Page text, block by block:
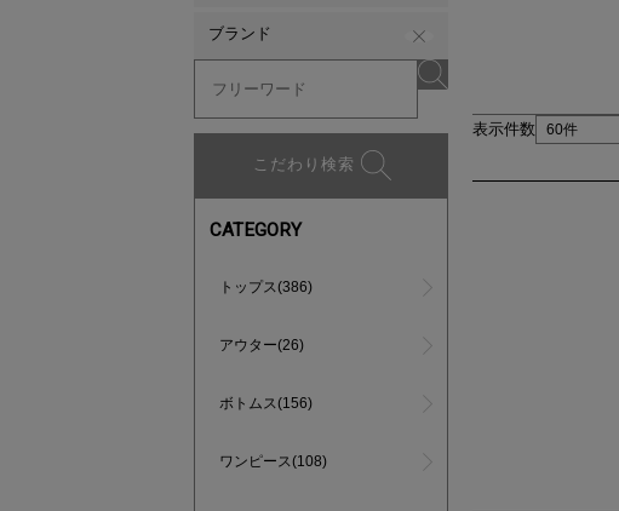
ブランド
こだわり検索
CATEGORY
トップス(386)
アウター(26)
ボトムス(156)
ワンピース(108)
表示件数